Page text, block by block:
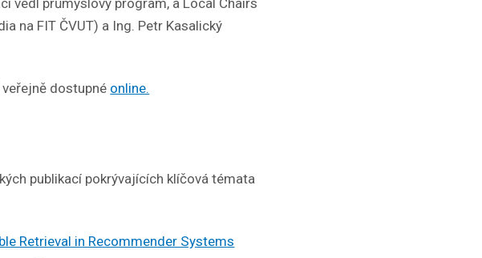
na FIT ČVUT) a Ing. Petr Kasalický
dostupné online.
publikací pokrývajících klíčová témata
Retrieval in Recommender Systems